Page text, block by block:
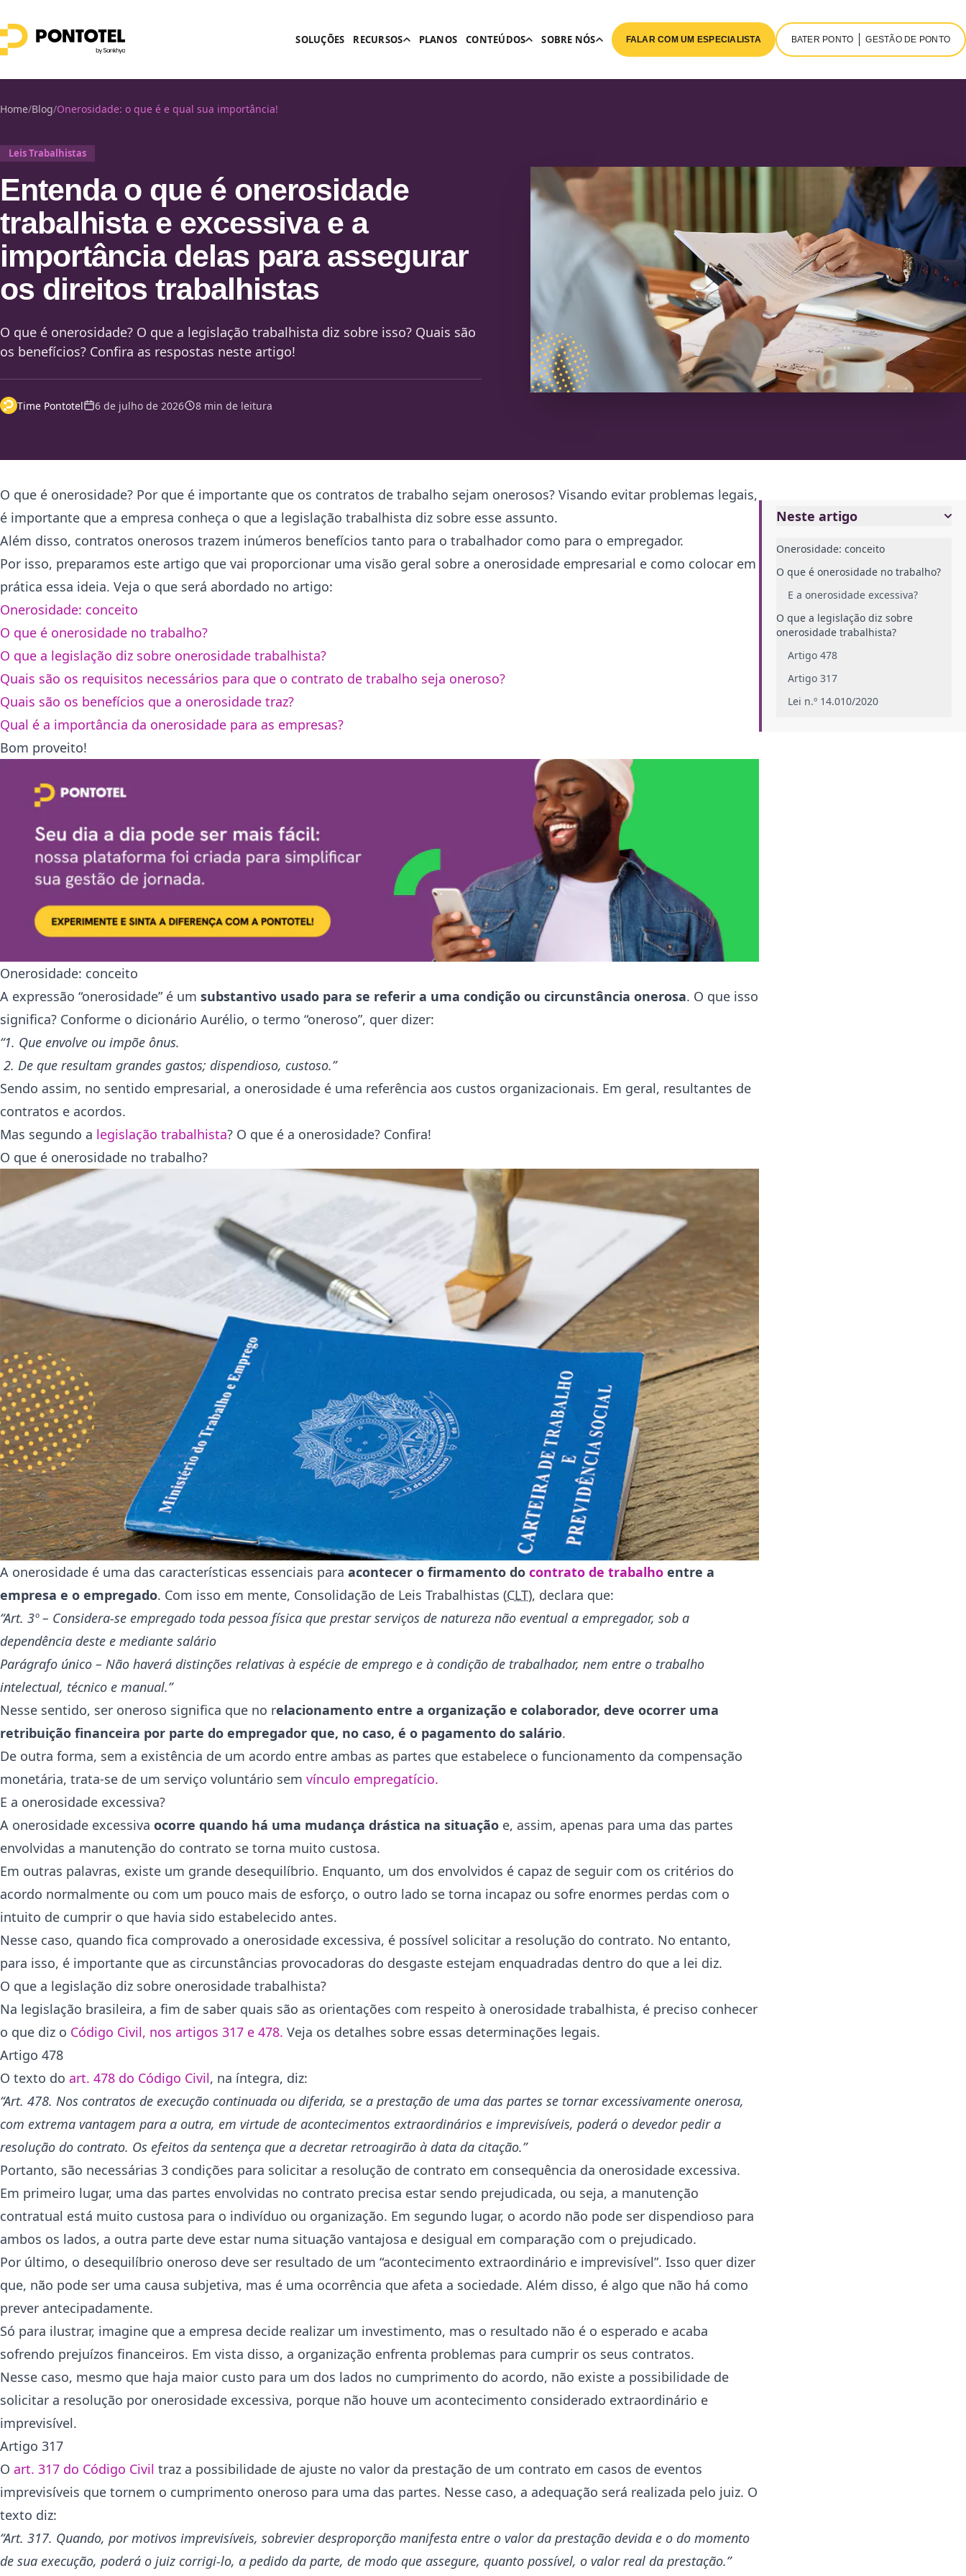
SOLUÇÕES RECURSOS PLANOS CONTEÚDOS SOBRE NÓS FALAR COM UM ESPECIALISTA BATER PONTO GESTÃO DE PONTO
Home/Blog/Onerosidade: o que é e qual sua importância!
Leis Trabalhistas
Entenda o que é onerosidade
trabalhista e excessiva e a
importância delas para assegurar
os direitos trabalhistas
O que é onerosidade? O que a legislação trabalhista diz sobre isso? Quais são
os benefícios? Confira as respostas neste artigo!
Time Pontotel 6 de julho de 2026 8 min de leitura
Neste artigo
Onerosidade: conceito
O que é onerosidade no trabalho?
E a onerosidade excessiva?
O que a legislação diz sobre
onerosidade trabalhista?
Artigo 478
Artigo 317
Lei n.º 14.010/2020
O que é onerosidade? Por que é importante que os contratos de trabalho sejam onerosos? Visando evitar problemas legais,
é importante que a empresa conheça o que a legislação trabalhista diz sobre esse assunto.
Além disso, contratos onerosos trazem inúmeros benefícios tanto para o trabalhador como para o empregador.
Por isso, preparamos este artigo que vai proporcionar uma visão geral sobre a onerosidade empresarial e como colocar em
prática essa ideia. Veja o que será abordado no artigo:
Onerosidade: conceito
O que é onerosidade no trabalho?
O que a legislação diz sobre onerosidade trabalhista?
Quais são os requisitos necessários para que o contrato de trabalho seja oneroso?
Quais são os benefícios que a onerosidade traz?
Qual é a importância da onerosidade para as empresas?
Bom proveito!
Onerosidade: conceito
A expressão “onerosidade” é um substantivo usado para se referir a uma condição ou circunstância onerosa. O que isso
significa? Conforme o dicionário Aurélio, o termo “oneroso”, quer dizer:
“1. Que envolve ou impõe ônus.
2. De que resultam grandes gastos; dispendioso, custoso.”
Sendo assim, no sentido empresarial, a onerosidade é uma referência aos custos organizacionais. Em geral, resultantes de
contratos e acordos.
Mas segundo a legislação trabalhista? O que é a onerosidade? Confira!
O que é onerosidade no trabalho?
A onerosidade é uma das características essenciais para acontecer o firmamento do contrato de trabalho entre a
empresa e o empregado. Com isso em mente, Consolidação de Leis Trabalhistas (CLT), declara que:
“Art. 3º – Considera-se empregado toda pessoa física que prestar serviços de natureza não eventual a empregador, sob a
dependência deste e mediante salário
Parágrafo único – Não haverá distinções relativas à espécie de emprego e à condição de trabalhador, nem entre o trabalho
intelectual, técnico e manual.”
Nesse sentido, ser oneroso significa que no relacionamento entre a organização e colaborador, deve ocorrer uma
retribuição financeira por parte do empregador que, no caso, é o pagamento do salário.
De outra forma, sem a existência de um acordo entre ambas as partes que estabelece o funcionamento da compensação
monetária, trata-se de um serviço voluntário sem vínculo empregatício.
E a onerosidade excessiva?
A onerosidade excessiva ocorre quando há uma mudança drástica na situação e, assim, apenas para uma das partes
envolvidas a manutenção do contrato se torna muito custosa.
Em outras palavras, existe um grande desequilíbrio. Enquanto, um dos envolvidos é capaz de seguir com os critérios do
acordo normalmente ou com um pouco mais de esforço, o outro lado se torna incapaz ou sofre enormes perdas com o
intuito de cumprir o que havia sido estabelecido antes.
Nesse caso, quando fica comprovado a onerosidade excessiva, é possível solicitar a resolução do contrato. No entanto,
para isso, é importante que as circunstâncias provocadoras do desgaste estejam enquadradas dentro do que a lei diz.
O que a legislação diz sobre onerosidade trabalhista?
Na legislação brasileira, a fim de saber quais são as orientações com respeito à onerosidade trabalhista, é preciso conhecer
o que diz o Código Civil, nos artigos 317 e 478. Veja os detalhes sobre essas determinações legais.
Artigo 478
O texto do art. 478 do Código Civil, na íntegra, diz:
“Art. 478. Nos contratos de execução continuada ou diferida, se a prestação de uma das partes se tornar excessivamente onerosa,
com extrema vantagem para a outra, em virtude de acontecimentos extraordinários e imprevisíveis, poderá o devedor pedir a
resolução do contrato. Os efeitos da sentença que a decretar retroagirão à data da citação.”
Portanto, são necessárias 3 condições para solicitar a resolução de contrato em consequência da onerosidade excessiva.
Em primeiro lugar, uma das partes envolvidas no contrato precisa estar sendo prejudicada, ou seja, a manutenção
contratual está muito custosa para o indivíduo ou organização. Em segundo lugar, o acordo não pode ser dispendioso para
ambos os lados, a outra parte deve estar numa situação vantajosa e desigual em comparação com o prejudicado.
Por último, o desequilíbrio oneroso deve ser resultado de um “acontecimento extraordinário e imprevisível”. Isso quer dizer
que, não pode ser uma causa subjetiva, mas é uma ocorrência que afeta a sociedade. Além disso, é algo que não há como
prever antecipadamente.
Só para ilustrar, imagine que a empresa decide realizar um investimento, mas o resultado não é o esperado e acaba
sofrendo prejuízos financeiros. Em vista disso, a organização enfrenta problemas para cumprir os seus contratos.
Nesse caso, mesmo que haja maior custo para um dos lados no cumprimento do acordo, não existe a possibilidade de
solicitar a resolução por onerosidade excessiva, porque não houve um acontecimento considerado extraordinário e
imprevisível.
Artigo 317
O art. 317 do Código Civil traz a possibilidade de ajuste no valor da prestação de um contrato em casos de eventos
imprevisíveis que tornem o cumprimento oneroso para uma das partes. Nesse caso, a adequação será realizada pelo juiz. O
texto diz:
“Art. 317. Quando, por motivos imprevisíveis, sobrevier desproporção manifesta entre o valor da prestação devida e o do momento
de sua execução, poderá o juiz corrigi-lo, a pedido da parte, de modo que assegure, quanto possível, o valor real da prestação.”